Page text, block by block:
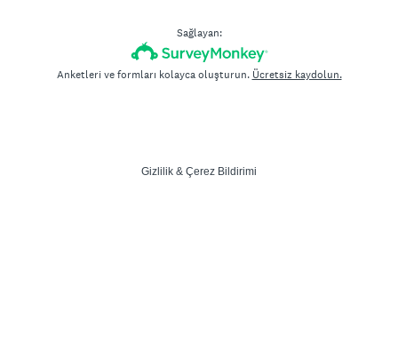
Sağlayan:
Anketleri ve formları kolayca oluşturun. Ücretsiz kaydolun.
Gizlilik & Çerez Bildirimi